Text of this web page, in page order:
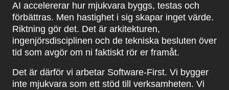
AI accelererar hur mjukvara byggs, testas och
förbättras. Men hastighet i sig skapar inget värde.
Riktning gör det. Det är arkitekturen,
ingenjörsdisciplinen och de tekniska besluten över
tid som avgör om ni faktiskt rör er framåt.
Det är därför vi arbetar Software-First. Vi bygger
inte mjukvara som ett stöd till verksamheten. Vi